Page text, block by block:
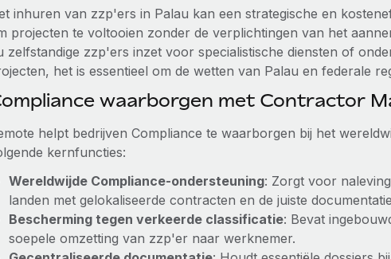
inhuren van zzp'ers in Palau kan een strategische en
projecten te voltooien zonder de verplichtingen van het
zelfstandige zzp'ers inzet voor specialistische diensten of
het is essentieel om de wetten van Palau en federale
waarborgen met Contractor
helpt bedrijven Compliance te waarborgen bij het
kernfuncties:
Wereldwijde Compliance-ondersteuning: Zorgt voor
landen met gelokaliseerde contracten en de juiste
Bescherming tegen verkeerde classificatie: Bevat
soepele omzetting van zzp'er naar werknemer.